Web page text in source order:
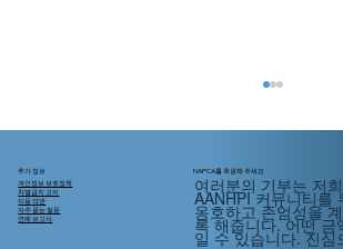
추가 정보
개인정보 보호정책
차별금지 고지
이용 약관
자주 묻는 질문
연례 보고서
NAPCA를 후원해 주세요
여러분의 기부는 저
AANHPI 커뮤니티를
옹호하고 존엄성을
록 해줍니다. 어떤
일 수 있습니다. 진심